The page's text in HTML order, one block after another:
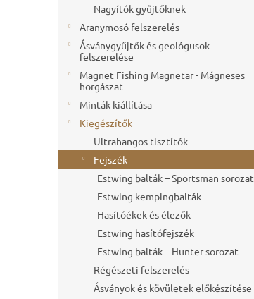
Nagyítók gyűjtőknek
Aranymosó felszerelés
Ásványgyűjtők és geológusok
felszerelése
Magnet Fishing Magnetar - Mágneses
horgászat
Minták kiállítása
Kiegészítők
Ultrahangos tisztítók
Fejszék
Estwing balták – Sportsman sorozat
Estwing kempingbalták
Hasítóékek és élezők
Estwing hasítófejszék
Estwing balták – Hunter sorozat
Régészeti felszerelés
Ásványok és kövületek előkészítése